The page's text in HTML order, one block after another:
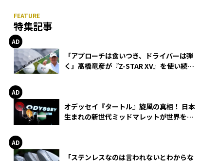
特集記事
「アプローチは食いつき、ドライバーは弾
く」髙橋竜彦が『Z-STAR XV』を使い続け
オデッセイ『タートル』旋風の真相！ 日本
生まれの新世代ミッドマレットが世界を席
「ステンレスなのは言われないとわからな